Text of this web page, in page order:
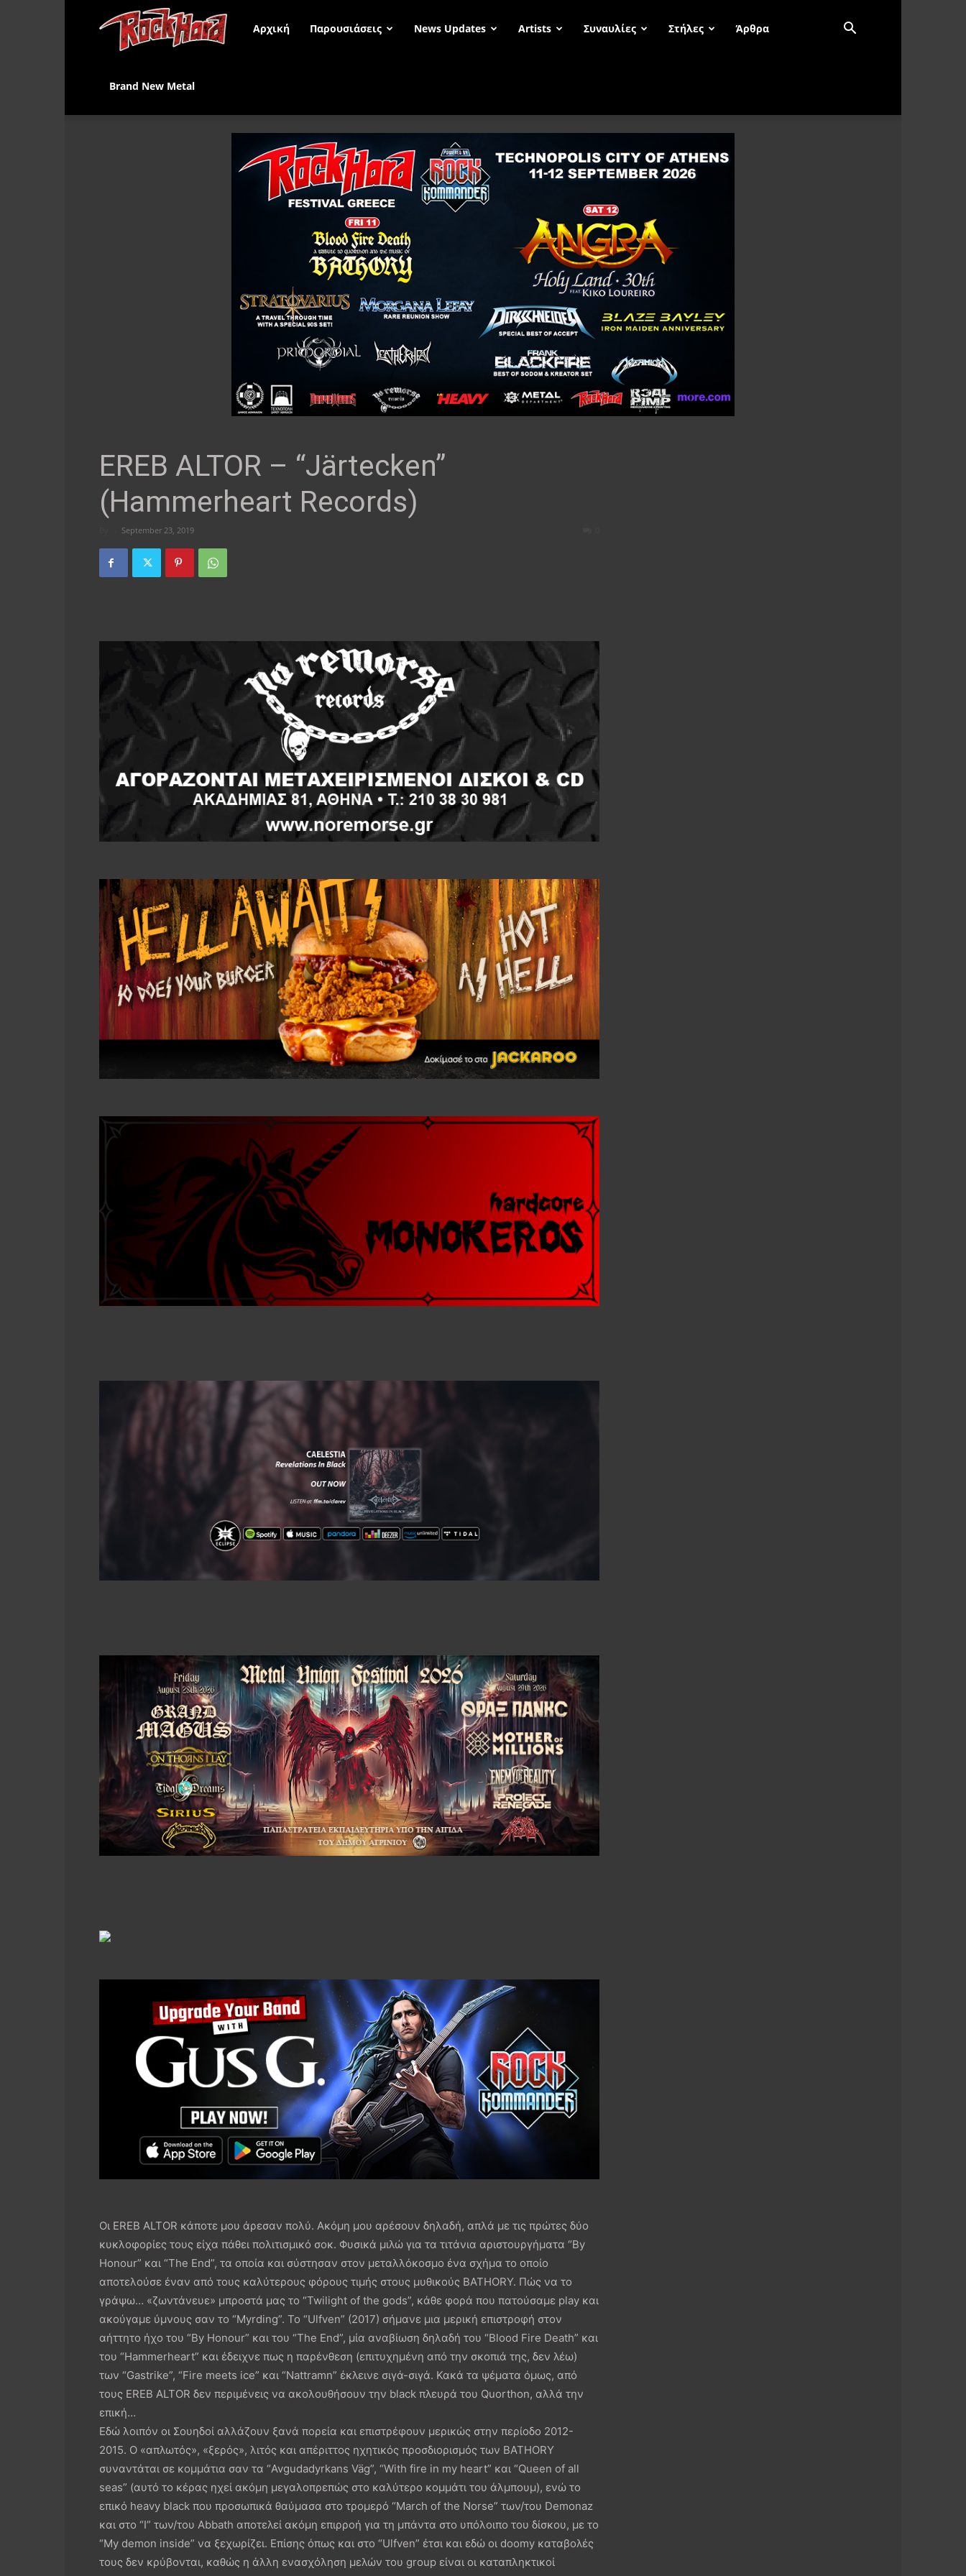
Rock
Αρχική Παρουσιάσεις News Updates Artists Συναυλίες Στήλες Άρθρα
Brand New Metal
EREB ALTOR – “Järtecken”
(Hammerheart Records)
September 23, 2019
Οι EREB ALTOR κάποτε μου άρεσαν πολύ. Ακόμη μου αρέσουν δηλαδή, απλά με τις πρώτες δύο
κυκλοφορίες τους είχα πάθει πολιτισμικό σοκ. Φυσικά μιλώ για τα τιτάνια αριστουργήματα “By
Honour” και “The End”, τα οποία και σύστησαν στον μεταλλόκοσμο ένα σχήμα το οποίο
αποτελούσε έναν από τους καλύτερους φόρους τιμής στους μυθικούς BATHORY. Πώς να το
γράψω… «ζωντάνευε» μπροστά μας το “Twilight of the gods”, κάθε φορά που πατούσαμε play και
ακούγαμε ύμνους σαν το “Myrding”. To “Ulfven” (2017) σήμανε μια μερική επιστροφή στον
αήττητο ήχο του “By Honour” και του “The End”, μία αναβίωση δηλαδή του “Blood Fire Death” και
του “Hammerheart” και έδειχνε πως η παρένθεση (επιτυχημένη από την σκοπιά της, δεν λέω)
των “Gastrike”, “Fire meets ice” και “Nattramn” έκλεινε σιγά-σιγά. Κακά τα ψέματα όμως, από
τους EREB ALTOR δεν περιμένεις να ακολουθήσουν την black πλευρά του Quorthon, αλλά την
επική…
Εδώ λοιπόν οι Σουηδοί αλλάζουν ξανά πορεία και επιστρέφουν μερικώς στην περίοδο 2012-
2015. Ο «απλωτός», «ξερός», λιτός και απέριττος ηχητικός προσδιορισμός των BATHORY
συναντάται σε κομμάτια σαν τα “Avgudadyrkans Väg”, “With fire in my heart” και “Queen of all
seas” (αυτό το κέρας ηχεί ακόμη μεγαλοπρεπώς στο καλύτερο κομμάτι του άλμπουμ), ενώ το
επικό heavy black που προσωπικά θαύμασα στο τρομερό “March of the Norse” των/του Demonaz
και στο “I” των/του Abbath αποτελεί ακόμη επιρροή για τη μπάντα στο υπόλοιπο του δίσκου, με το
“My demon inside” να ξεχωρίζει. Επίσης όπως και στο “Ulfven” έτσι και εδώ οι doomy καταβολές
τους δεν κρύβονται, καθώς η άλλη ενασχόληση μελών του group είναι οι καταπληκτικοί